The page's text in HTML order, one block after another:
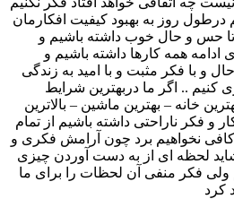
درطول روز به بهبود کیفیت افکارمان
حس و حال خوب داشته باشیم و
ادامه همه کارها داشته باشیم و
و با فکر مثبت و با امید به زندگی
کنیم .. اگر ما دربهترین شرایط
خانه – بهترین ماشین – بالاترین
و فکر ناراحتی داشته باشیم از تمام
کافی نخواهیم برد چون آرامش فکری و
لحظه ای از به دست آوردن چیزی
فکر منفی آن لحظات را برای ما
کرد